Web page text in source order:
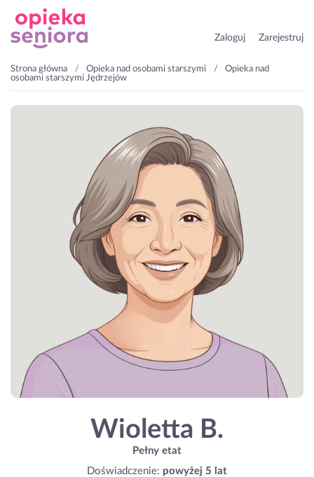
Zaloguj Zarejestruj
Strona główna Opieka nad osobami starszymi
Opieka nad
osobami starszymi Jędrzejów
Wioletta B.
Pełny etat
Doświadczenie: powyżej 5 lat